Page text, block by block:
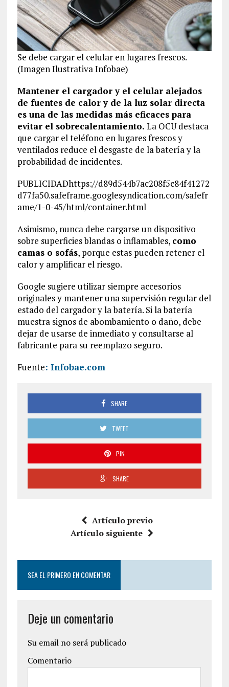
Se debe cargar el celular en lugares frescos.
(Imagen Ilustrativa Infobae)
Mantener el cargador y el celular alejados
de fuentes de calor y de la luz solar directa
es una de las medidas más eficaces para
evitar el sobrecalentamiento. La OCU destaca
que cargar el teléfono en lugares frescos y
ventilados reduce el desgaste de la batería y la
probabilidad de incidentes.
PUBLICIDADhttps://d89d544b7ac208f5c84f41272
d77fa50.safeframe.googlesyndication.com/safefr
ame/1-0-45/html/container.html
Asimismo, nunca debe cargarse un dispositivo
sobre superficies blandas o inflamables, como
camas o sofás, porque estas pueden retener el
calor y amplificar el riesgo.
Google sugiere utilizar siempre accesorios
originales y mantener una supervisión regular del
estado del cargador y la batería. Si la batería
muestra signos de abombamiento o daño, debe
dejar de usarse de inmediato y consultarse al
fabricante para su reemplazo seguro.
Fuente: Infobae.com
SHARE
TWEET
PIN
SHARE
Artículo previo
Artículo siguiente
SEA EL PRIMERO EN COMENTAR
Deje un comentario
Su email no será publicado
Comentario